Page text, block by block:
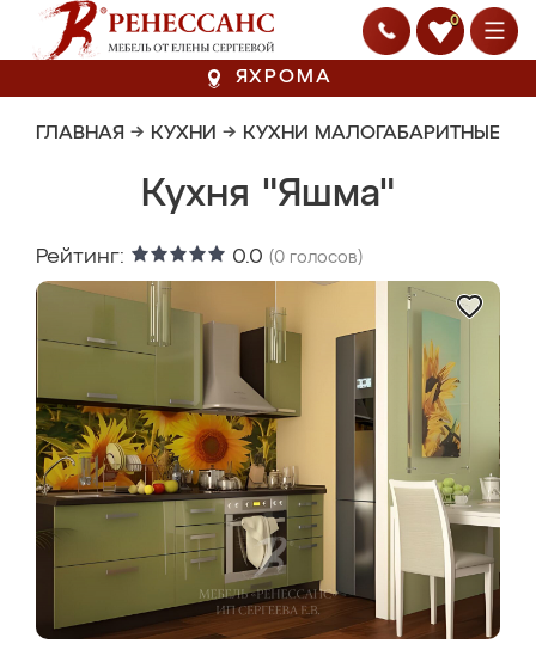
0
ЯХРОМА
ГЛАВНАЯ → КУХНИ → КУХНИ МАЛОГАБАРИТНЫЕ
Кухня "Яшма"
Рейтинг: 0.0 (0 голосов)